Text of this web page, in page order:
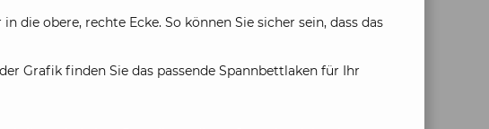
obere, rechte Ecke. So können Sie sicher sein, dass das
Grafik finden Sie das passende Spannbettlaken für Ihr